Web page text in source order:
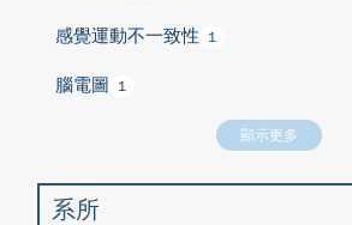
感覺運動不一致性 1
腦電圖 1
顯示更多
系所